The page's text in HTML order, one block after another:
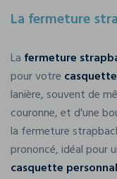
La fermeture
La fermeture
pour votre
lanière, souvent de
couronne, et d'une
la fermeture
prononcé, idéal pour
casquette